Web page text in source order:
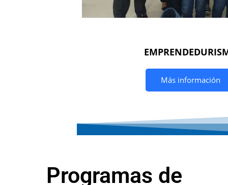
Más información
Programas de